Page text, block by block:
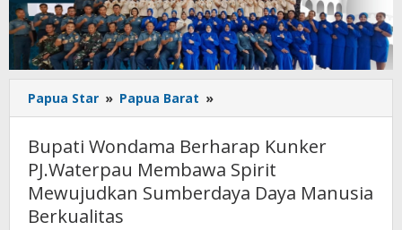
Papua Star » Papua Barat »
Wondama
Kunker
PJ.Waterpau
Membawa
Bupati Wondama Berharap Kunker
PJ.Waterpau Membawa Spirit
Mewujudkan Sumberdaya Daya Manusia
Berkualitas